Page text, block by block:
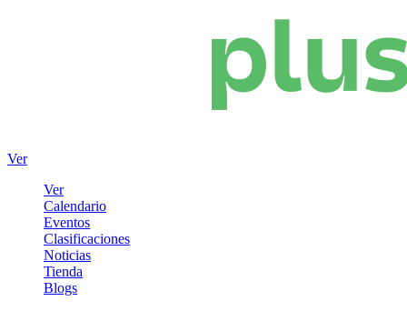
Ver
Ver
Calendario
Eventos
Clasificaciones
Noticias
Tienda
Blogs